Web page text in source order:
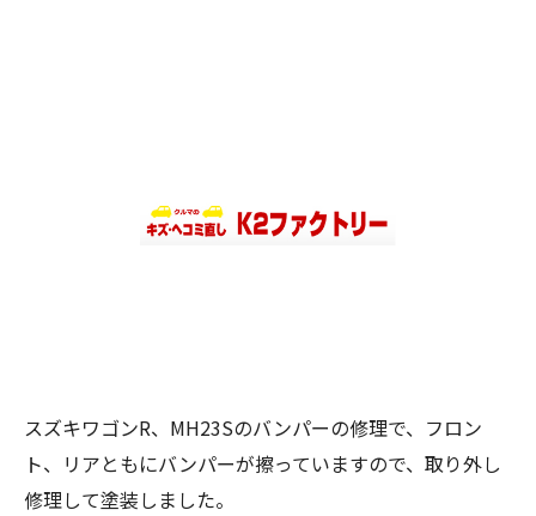
スズキワゴンR、MH23Sのバンパーの修理で、フロン
ト、リアともにバンパーが擦っていますので、取り外し
修理して塗装しました。